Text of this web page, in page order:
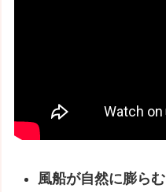
風船が自然に膨らむ